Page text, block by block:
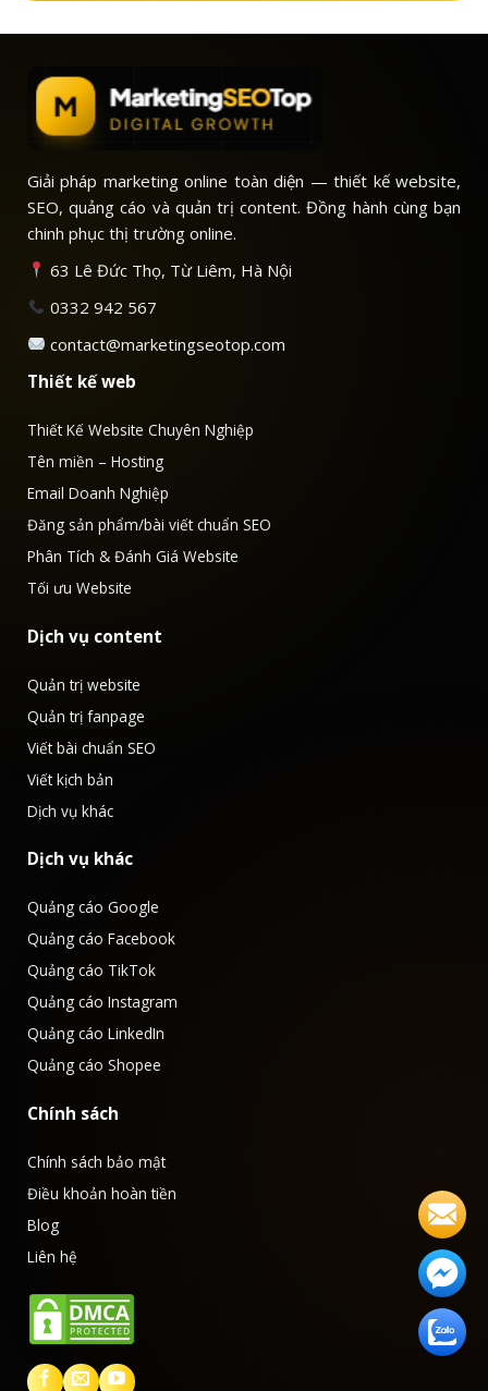
Giải pháp marketing online toàn diện — thiết kế website,
SEO, quảng cáo và quản trị content. Đồng hành cùng bạn
chinh phục thị trường online.
63 Lê Đức Thọ, Từ Liêm, Hà Nội
0332 942 567
contact@marketingseotop.com
Thiết kế web
Thiết Kế Website Chuyên Nghiệp
Tên miền – Hosting
Email Doanh Nghiệp
Đăng sản phẩm/bài viết chuẩn SEO
Phân Tích & Đánh Giá Website
Tối ưu Website
Dịch vụ content
Quản trị website
Quản trị fanpage
Viết bài chuẩn SEO
Viết kịch bản
Dịch vụ khác
Dịch vụ khác
Quảng cáo Google
Quảng cáo Facebook
Quảng cáo TikTok
Quảng cáo Instagram
Quảng cáo LinkedIn
Quảng cáo Shopee
Chính sách
Chính sách bảo mật
Điều khoản hoàn tiền
Blog
Liên hệ